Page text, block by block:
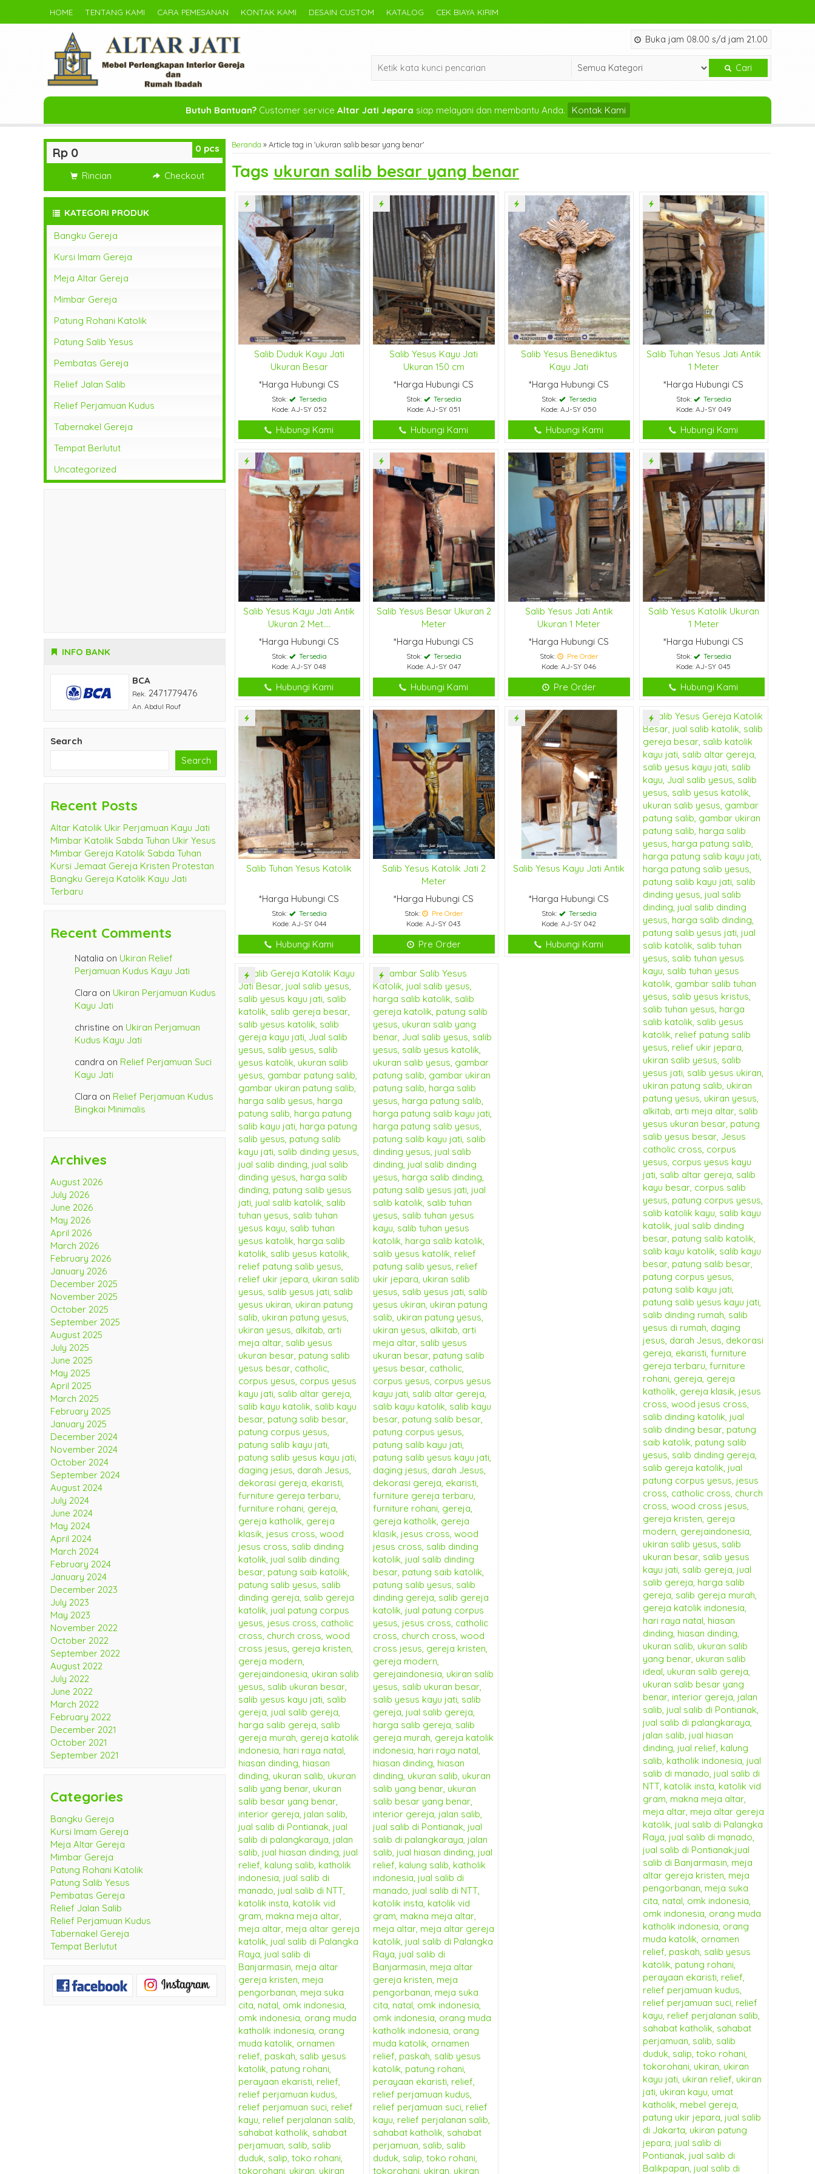
HOME TENTANG KAMI CARA PEMESANAN KONTAK KAMI DESAIN CUSTOM KATALOG CEK BIAYA KIRIM
Buka jam 08.00 s/d jam 21.00
Cari
Butuh Bantuan?Customer service Altar Jati Jepara siap melayani dan membantu Anda. Kontak Kami
Beranda »Article tag in 'ukuran salib besar yang benar'
Tags ukuran salib besar yang benar
Salib Duduk Kayu Jati
Ukuran Besar
*Harga Hubungi CS
Stok:
Tersedia
Kode: AJ-SY 052
Hubungi Kami
Salib Yesus Kayu Jati
Ukuran 150 cm
*Harga Hubungi CS
Stok:
Tersedia
Kode: AJ-SY 051
Hubungi Kami
Salib Yesus Benediktus
Kayu Jati
*Harga Hubungi CS
Stok:
Tersedia
Kode: AJ-SY 050
Hubungi Kami
Salib Tuhan Yesus Jati Antik
1 Meter
*Harga Hubungi CS
Stok:
Tersedia
Kode: AJ-SY 049
Hubungi Kami
Salib Yesus Kayu Jati Antik
Ukuran 2 Met....
*Harga Hubungi CS
Stok:
Tersedia
Kode: AJ-SY 048
Hubungi Kami
Salib Yesus Besar Ukuran 2
Meter
*Harga Hubungi CS
Stok:
Tersedia
Kode: AJ-SY 047
Hubungi Kami
Salib Yesus Jati Antik
Ukuran 1 Meter
*Harga Hubungi CS
Stok:
Pre Order
Kode: AJ-SY 046
Pre Order
Salib Yesus Katolik Ukuran
1 Meter
*Harga Hubungi CS
Stok:
Tersedia
Kode: AJ-SY 045
Hubungi Kami
Salib Tuhan Yesus Katolik
*Harga Hubungi CS
Stok:
Tersedia
Kode: AJ-SY 044
Hubungi Kami
Salib Yesus Katolik Jati 2
Meter
*Harga Hubungi CS
Stok:
Pre Order
Kode: AJ-SY 043
Pre Order
Salib Yesus Kayu Jati Antik
*Harga Hubungi CS
Stok:
Tersedia
Kode: AJ-SY 042
Hubungi Kami
0 pcs
Rp 0
Rincian Checkout
KATEGORI PRODUK
Bangku Gereja
Kursi Imam Gereja
Meja Altar Gereja
Mimbar Gereja
Patung Rohani Katolik
Patung Salib Yesus
Pembatas Gereja
Relief Jalan Salib
Relief Perjamuan Kudus
Tabernakel Gereja
Tempat Berlutut
Uncategorized
INFO BANK
BCA
Rek. 2471779476
An. Abdul Rouf
Search
Search
Recent Posts
Altar Katolik Ukir Perjamuan Kayu Jati
Mimbar Katolik Sabda Tuhan Ukir Yesus
Mimbar Gereja Katolik Sabda Tuhan
Kursi Jemaat Gereja Kristen Protestan
Bangku Gereja Katolik Kayu Jati
Terbaru
Recent Comments
Natalia on Ukiran Relief
Perjamuan Kudus Kayu Jati
Clara on Ukiran Perjamuan Kudus
Kayu Jati
christine on Ukiran Perjamuan
Kudus Kayu Jati
candra on Relief Perjamuan Suci
Kayu Jati
Clara on Relief Perjamuan Kudus
Bingkai Minimalis
Archives
August 2026
July 2026
June 2026
May 2026
April 2026
March 2026
February 2026
January 2026
December 2025
November 2025
October 2025
September 2025
August 2025
July 2025
June 2025
May 2025
April 2025
March 2025
February 2025
January 2025
December 2024
November 2024
October 2024
September 2024
August 2024
July 2024
June 2024
May 2024
April 2024
March 2024
February 2024
January 2024
December 2023
July 2023
May 2023
November 2022
October 2022
September 2022
August 2022
July 2022
June 2022
March 2022
February 2022
December 2021
October 2021
September 2021
Categories
Bangku Gereja
Kursi Imam Gereja
Meja Altar Gereja
Mimbar Gereja
Patung Rohani Katolik
Patung Salib Yesus
Pembatas Gereja
Relief Jalan Salib
Relief Perjamuan Kudus
Tabernakel Gereja
Tempat Berlutut